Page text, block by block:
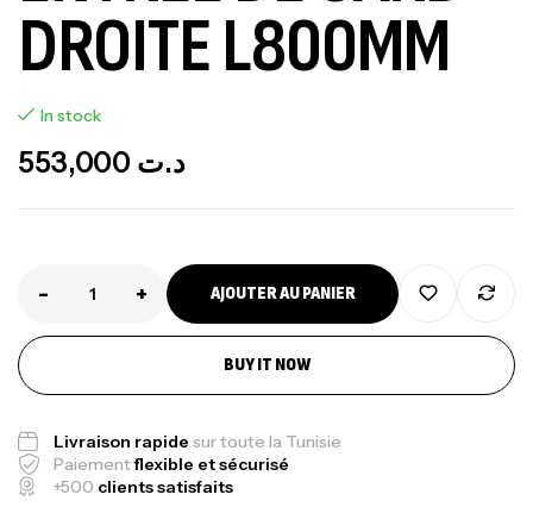
DROITE L800MM
In stock
د.ت
- + AJOUTER AU PANIER
BUY IT NOW
Livraison rapide sur toute la Tunisie
Paiementflexible et sécurisé
+500 clients satisfaits
Canne Jigging Sunset Massive Attack
1.83m 120/250gr 30kg
د.ت379,000
د.ت340,000